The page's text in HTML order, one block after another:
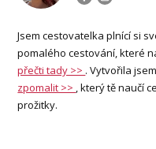
Jsem cestovatelka plnící si
pomalého cestování, které
přečti tady >> . Vytvořila
zpomalit >> , který tě naučí
prožitky.